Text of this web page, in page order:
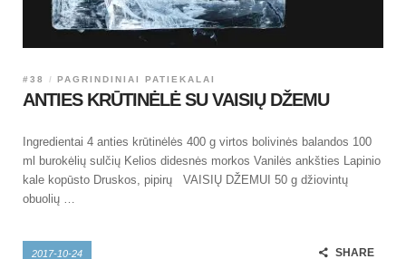
#38 PAGRINDINIAI PATIEKALAI
ANTIES KRŪTINĖLĖ SU VAISIŲ DŽEMU
Ingredientai 4 anties krūtinėlės 400 g virtos bolivinės balandos 100
ml burokėlių sulčių Kelios didesnės morkos Vanilės ankšties Lapinio
kale kopūsto Druskos, pipirų VAISIŲ DŽEMUI 50 g džiovintų
obuolių …
2017-10-24 SHARE